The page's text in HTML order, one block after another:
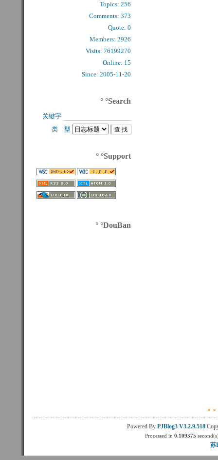
Topics:256
Comments: 373
Quote: 0
Members: 2926
Visits: 76199270
Online: 15
Since: 2005-11-20
° °Search
关键字
类 型
° °Support
° °DouBan
Powered By PJBlog3 V3.2.9.518
Processed in0.109375
苏